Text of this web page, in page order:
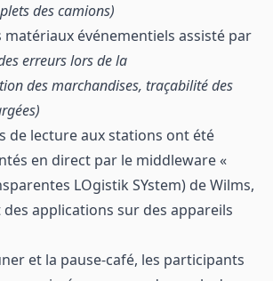
des camions)
matériaux événementiels assisté par
erreurs lors de la
des marchandises, traçabilité des
de lecture aux stations ont été
en direct par le middleware «
LOgistik SYstem) de Wilms,
des applications sur des appareils
et la pause-café, les participants